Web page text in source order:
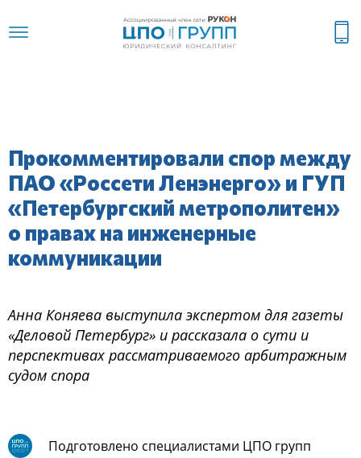
Прокомментировали спор между
ПАО «Россети Ленэнерго» и ГУП
«Петербургский метрополитен»
о правах на инженерные
коммуникации
Анна Коняева выступила экспертом для газеты
«Деловой Петербург» и рассказала о сути и
перспективах рассматриваемого арбитражным
судом спора
Подготовлено специалистами ЦПО групп